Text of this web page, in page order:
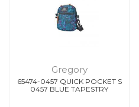
Gregory
65474-0457 QUICK POCKET S
0457 BLUE TAPESTRY